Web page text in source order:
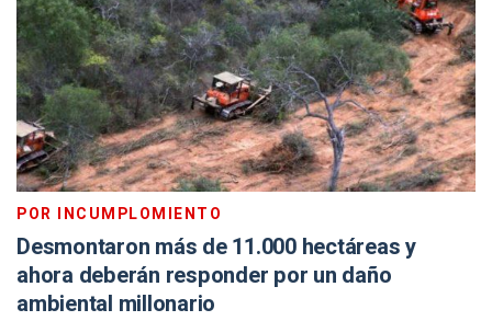
POR INCUMPLOMIENTO
Desmontaron más de 11.000 hectáreas y
ahora deberán responder por un daño
ambiental millonario